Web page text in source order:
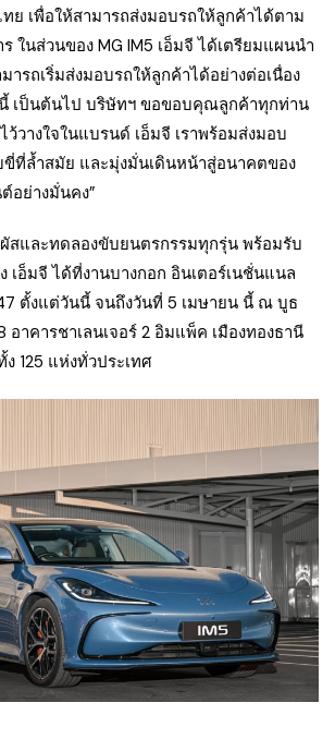
ย เพื่อให้สามารถส่งมอบรถให้ลูกค้าได้ตาม
ในส่วนของ MG IM5 เอ็มจี ได้เตรียมแผนนำ
มารถเริ่มส่งมอบรถให้ลูกค้าได้อย่างต่อเนื่อง
เป็นต้นไป บริษัทฯ ขอขอบคุณลูกค้าทุกท่าน
วางใจในแบรนด์ เอ็มจี เราพร้อมส่งมอบ
ที่ล้ำสมัย และมุ่งมั่นเดินหน้าสู่อนาคตของ
อย่างมั่นคง”
สและทดลองขับยนตรกรรมทุกรุ่น พร้อมรับ
เอ็มจี ได้ที่งานบางกอก อินเตอร์เนชั่นแนล
ตั้งแต่วันนี้ จนถึงวันที่ 5 เมษายน นี้ ณ บูธ
อาคารชาเลนเจอร์ 2 อิมแพ็ค เมืองทองธานี
125 แห่งทั่วประเทศ